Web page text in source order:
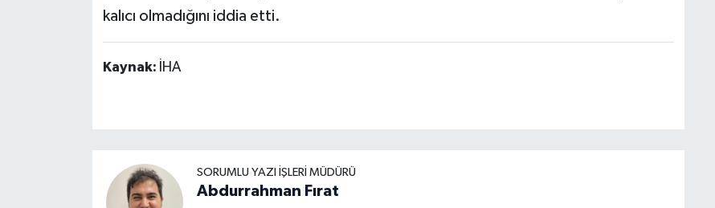
kalıcı olmadığını iddia etti.
Kaynak: İHA
SORUMLU YAZI İŞLERI MÜDÜRÜ
Abdurrahman Fırat